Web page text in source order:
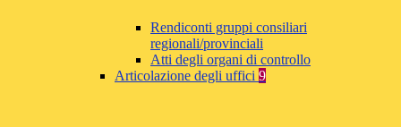
Rendiconti gruppi consiliari
regionali/provinciali
Atti degli organi di controllo
Articolazione degli uffici 9